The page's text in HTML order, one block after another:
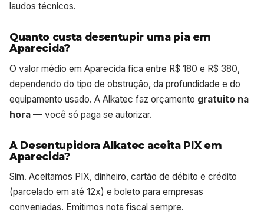
laudos técnicos.
Quanto custa desentupir uma pia em
Aparecida?
O valor médio em Aparecida fica entre R$ 180 e R$ 380,
dependendo do tipo de obstrução, da profundidade e do
equipamento usado. A Alkatec faz orçamento gratuito na
hora — você só paga se autorizar.
A Desentupidora Alkatec aceita PIX em
Aparecida?
Sim. Aceitamos PIX, dinheiro, cartão de débito e crédito
(parcelado em até 12x) e boleto para empresas
conveniadas. Emitimos nota fiscal sempre.